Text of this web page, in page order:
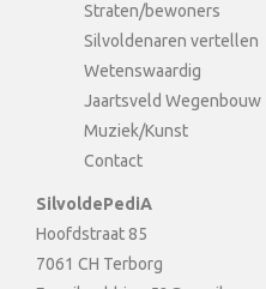
Straten/bewoners
Silvoldenaren vertellen
Wetenswaardig
Jaartsveld Wegenbouw
Muziek/Kunst
Contact
SilvoldePediA
Hoofdstraat 85
7061 CH Terborg